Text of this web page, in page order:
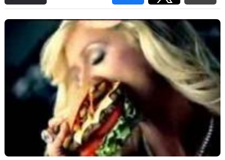
Services
Forum